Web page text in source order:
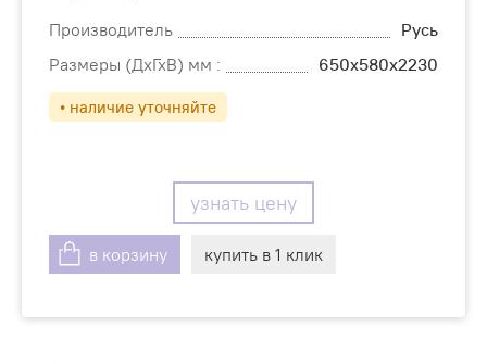
Производитель
Русь
Размеры (ДхГхВ) мм :
650х580х2230
• наличие уточняйте
узнать цену
в корзину купить в 1 клик